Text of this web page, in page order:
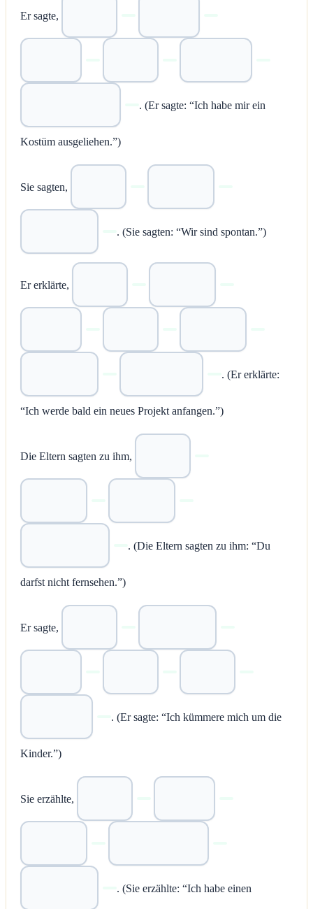
Er sagte,
. (Er sagte: “Ich habe mir ein
Kostüm ausgeliehen.”)
Sie sagten,
. (Sie sagten: “Wir sind spontan.”)
Er erklärte,
. (Er erklärte:
“Ich werde bald ein neues Projekt anfangen.”)
Die Eltern sagten zu ihm,
. (Die Eltern sagten zu ihm: “Du
darfst nicht fernsehen.”)
Er sagte,
. (Er sagte: “Ich kümmere mich um die
Kinder.”)
Sie erzählte,
. (Sie erzählte: “Ich habe einen